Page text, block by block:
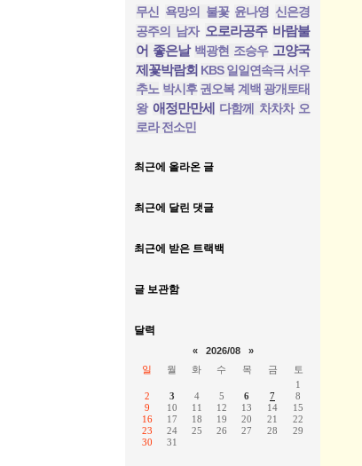
무신 욕망의 불꽃 윤나영 신은경
공주의 남자 오로라공주 바람불
어 좋은날 백광현 조승우 고양국
제꽃박람회 KBS 일일연속극서우
추노 박시후 권오복 계백 광개토태
왕 애정만만세 다함께 차차차 오
로라 전소민
최근에 올라온 글
최근에 달린 댓글
최근에 받은 트랙백
글 보관함
달력
« 2026/08
»
일
월 화 수 목 금
토
1
2
3 4 5 6 7
8
9
10 11 12 13 14
15
16
17 18 19 20 21
22
23
24 25 26 27 28
29
30
31